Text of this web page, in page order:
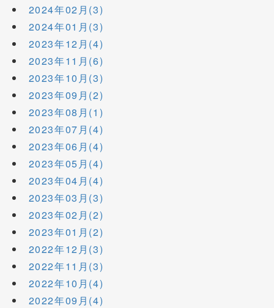
2024年02月(3)
2024年01月(3)
2023年12月(4)
2023年11月(6)
2023年10月(3)
2023年09月(2)
2023年08月(1)
2023年07月(4)
2023年06月(4)
2023年05月(4)
2023年04月(4)
2023年03月(3)
2023年02月(2)
2023年01月(2)
2022年12月(3)
2022年11月(3)
2022年10月(4)
2022年09月(4)